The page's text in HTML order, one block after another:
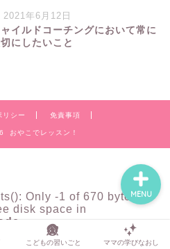
2021年6月12日
イルドコーチングにおいて常に
にしたいこと
リシー 免責事項
おやこでレッスン！
こどもの習いごと ママの学びなおし
MENU
プログラミング
ママの学びなおし
Only -1 of 670 bytes
disk space in
content/plugins/ewww-
class-base.php
on line368